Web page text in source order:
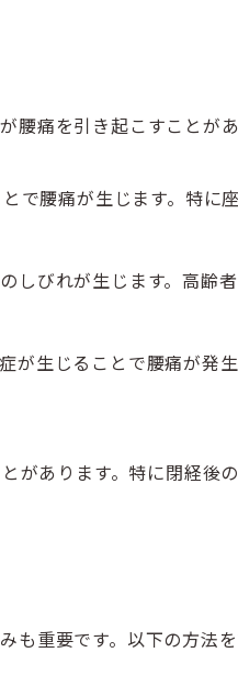
痛を引き起こすことがあ
で腰痛が生じます。特に
しびれが生じます。高齢
が生じることで腰痛が発
があります。特に閉経後
も重要です。以下の方法